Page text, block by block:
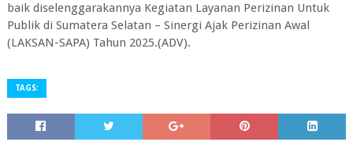
baik diselenggarakannya Kegiatan Layanan Perizinan Untuk
Publik di Sumatera Selatan – Sinergi Ajak Perizinan Awal
(LAKSAN-SAPA) Tahun 2025.(ADV).
TAGS: